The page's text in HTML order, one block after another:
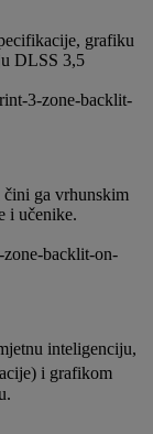
grafiku
DLSS 3,5
čini ga vrhunskim
i učenike.
inteligenciju,
i grafikom